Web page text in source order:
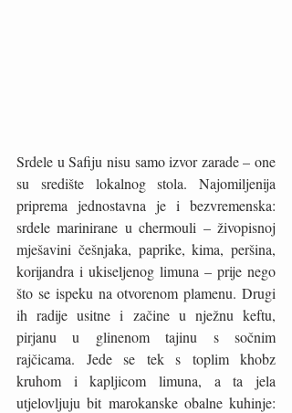
Srdele u Safiju nisu samo izvor zarade – one
su središte lokalnog stola. Najomiljenija
priprema jednostavna je i bezvremenska:
srdele marinirane u chermouli – živopisnoj
mješavini češnjaka, paprike, kima, peršina,
korijandra i ukiseljenog limuna – prije nego
što se ispeku na otvorenom plamenu. Drugi
ih radije usitne i začine u nježnu keftu,
pirjanu u glinenom tajinu s sočnim
rajčicama. Jede se tek s toplim khobz
kruhom i kapljicom limuna, a ta jela
utjelovljuju bit marokanske obalne kuhinje: